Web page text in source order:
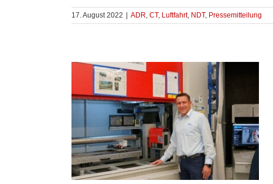
17. August 2022 ADR, CT, Luftfahrt, NDT, Pressemitteilung